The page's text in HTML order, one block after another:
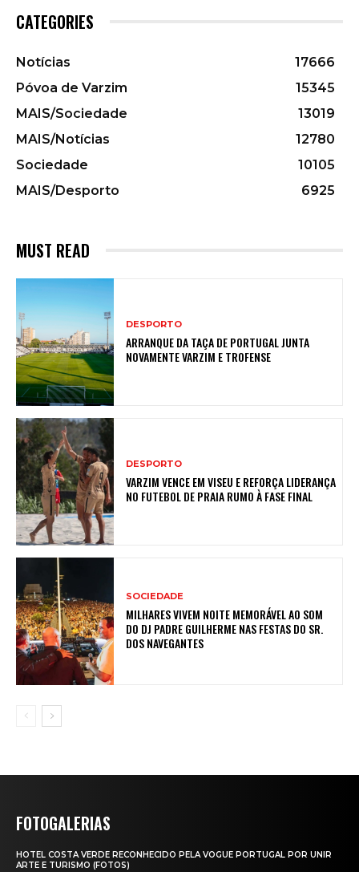
CATEGORIES
Notícias
17666
Póvoa de Varzim
15345
MAIS/Sociedade
13019
MAIS/Notícias
12780
Sociedade
10105
MAIS/Desporto
6925
MUST READ
DESPORTO
ARRANQUE DA TAÇA DE PORTUGAL JUNTA
NOVAMENTE VARZIM E TROFENSE
DESPORTO
VARZIM VENCE EM VISEU E REFORÇA LIDERANÇA
NO FUTEBOL DE PRAIA RUMO À FASE FINAL
SOCIEDADE
MILHARES VIVEM NOITE MEMORÁVEL AO SOM
DO DJ PADRE GUILHERME NAS FESTAS DO SR.
DOS NAVEGANTES
FOTOGALERIAS
HOTEL COSTA VERDE RECONHECIDO PELA VOGUE PORTUGAL POR UNIR
ARTE E TURISMO (FOTOS)